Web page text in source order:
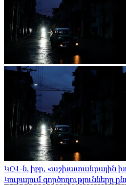
ԿՀՎ-ն, իբր, «աշխատանքային
Կուբայում գործողությունները